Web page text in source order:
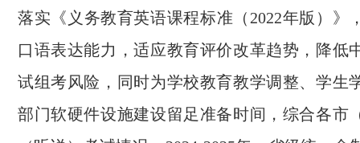
落实《义务教育英语课程标准（2022年版）》
口语表达能力，适应教育评价改革趋势，降低
试组考风险，同时为学校教育教学调整、学生
部门软硬件设施建设留足准备时间，综合各市